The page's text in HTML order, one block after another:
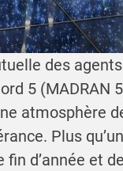
des
5 (MADRAN
atmosphère
Plus
d’année et